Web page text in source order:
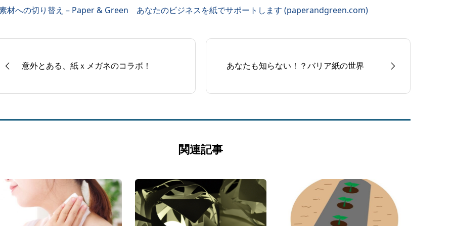
材への切り替え – Paper & Green あなたのビジネスを紙でサポートします (paperandgreen.com)
意外とある、紙ｘメガネのコラボ！ あなたも知らない！？バリア紙の世界
関連記事